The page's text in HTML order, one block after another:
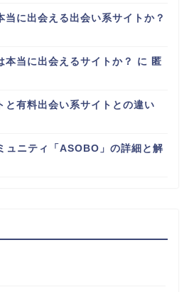
当に出会える出会い系サイトか？
本当に出会えるサイトか？ に 匿
と有料出会い系サイトとの違い
ュニティ「ASOBO」の詳細と解